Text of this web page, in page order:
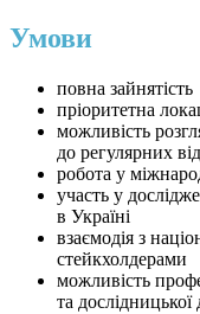
Умови
повна зайнятість
пріоритетна
можливість
до регулярних
робота у
участь у
в Україні
взаємодія з
стейкхолдерами
можливість
та дослідницької